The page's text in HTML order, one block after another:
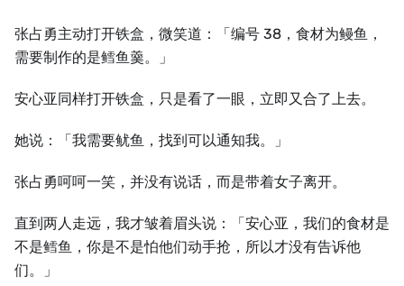
张占勇主动打开铁盒，微笑道：「编号 38，食材为鳗鱼，
需要制作的是鳕鱼羹。」
安心亚同样打开铁盒，只是看了一眼，立即又合了上去。
她说：「我需要鱿鱼，找到可以通知我。」
张占勇呵呵一笑，并没有说话，而是带着女子离开。
直到两人走远，我才皱着眉头说：「安心亚，我们的食材是
不是鳕鱼，你是不是怕他们动手抢，所以才没有告诉他
们。」